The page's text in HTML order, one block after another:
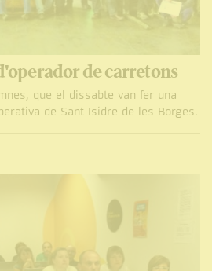
de carretons
que el dissabte van fer una
de Sant Isidre de les Borges.